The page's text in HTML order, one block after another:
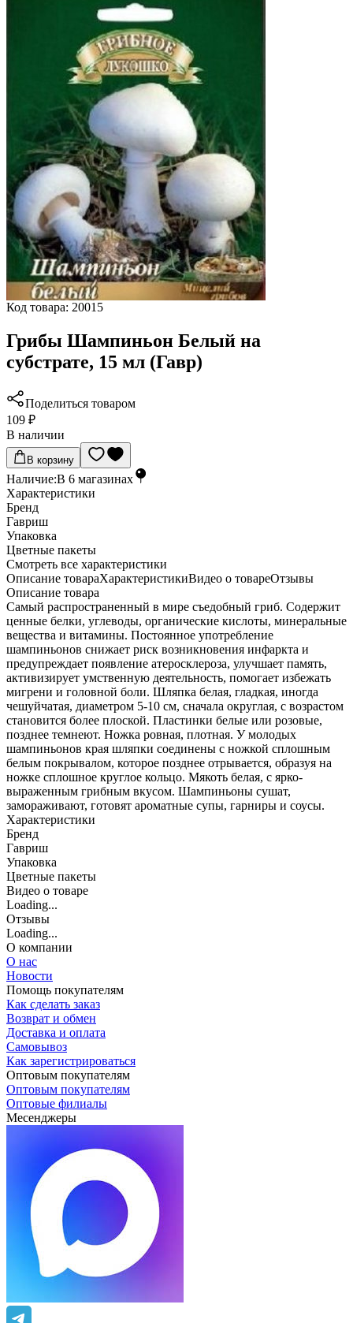
Код товара: 20015
Грибы Шампиньон Белый на
субстрате, 15 мл (Гавр)
Поделиться товаром
109 ₽
В наличии
В корзину
Наличие:В 6 магазинах
Характеристики
Бренд
Гавриш
Упаковка
Цветные пакеты
Cмотреть все характеристики
Описание товараХарактеристикиВидео о товареОтзывы
Описание товара
Самый распространенный в мире съедобный гриб. Содержит
ценные белки, углеводы, органические кислоты, минеральные
вещества и витамины. Постоянное употребление
шампиньонов снижает риск возникновения инфаркта и
предупреждает появление атеросклероза, улучшает память,
активизирует умственную деятельность, помогает избежать
мигрени и головной боли. Шляпка белая, гладкая, иногда
чешуйчатая, диаметром 5-10 см, сначала округлая, с возрастом
становится более плоской. Пластинки белые или розовые,
позднее темнеют. Ножка ровная, плотная. У молодых
шампиньонов края шляпки соединены с ножкой сплошным
белым покрывалом, которое позднее отрывается, образуя на
ножке сплошное круглое кольцо. Мякоть белая, с ярко-
выраженным грибным вкусом. Шампиньоны сушат,
замораживают, готовят ароматные супы, гарниры и соусы.
Характеристики
Бренд
Гавриш
Упаковка
Цветные пакеты
Видео о товаре
Loading...
Отзывы
Loading...
О компании
О нас
Новости
Помощь покупателям
Как сделать заказ
Возврат и обмен
Доставка и оплата
Самовывоз
Как зарегистрироваться
Оптовым покупателям
Оптовым покупателям
Оптовые филиалы
Месенджеры